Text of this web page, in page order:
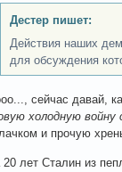
Дестер пишет:
Действия наших
для обсуждения
сейчас давай,
холодную
и прочую
20 лет Сталин из